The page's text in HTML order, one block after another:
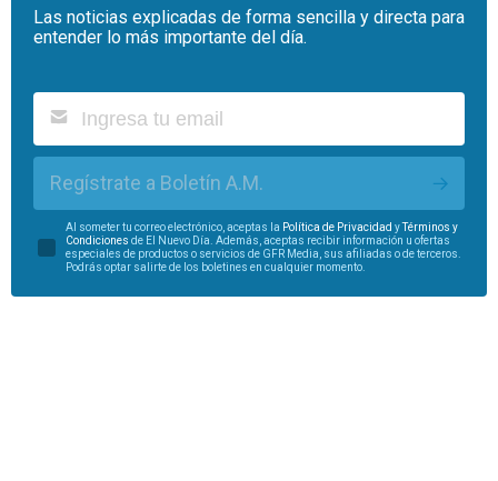
Las noticias explicadas de forma sencilla y directa para
entender lo más importante del día.
Regístrate a Boletín A.M.
Al someter tu correo electrónico, aceptas la Política de Privacidad yTérminos y
Condiciones de El Nuevo Día. Además, aceptas recibir información u ofertas
especiales de productos o servicios de GFR Media, sus afiliadas o de terceros.
Podrás optar salirte de los boletines en cualquier momento.